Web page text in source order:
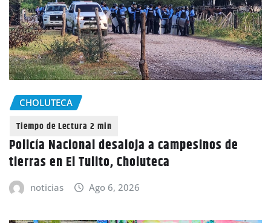
CHOLUTECA
Policía Nacional desaloja a campesinos de
tierras en El Tulito, Choluteca
noticias Ago 6, 2026